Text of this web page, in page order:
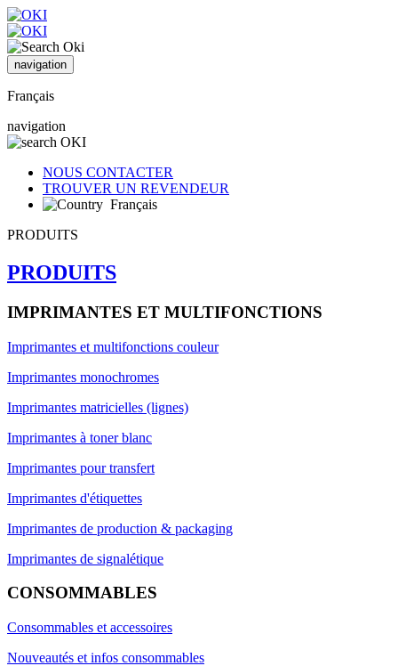
navigation
Français
navigation
NOUS CONTACTER
TROUVER UN REVENDEUR
Français
PRODUITS
PRODUITS
IMPRIMANTES ET MULTIFONCTIONS
Imprimantes et multifonctions couleur
Imprimantes monochromes
Imprimantes matricielles (lignes)
Imprimantes à toner blanc
Imprimantes pour transfert
Imprimantes d'étiquettes
Imprimantes de production & packaging
Imprimantes de signalétique
CONSOMMABLES
Consommables et accessoires
Nouveautés et infos consommables